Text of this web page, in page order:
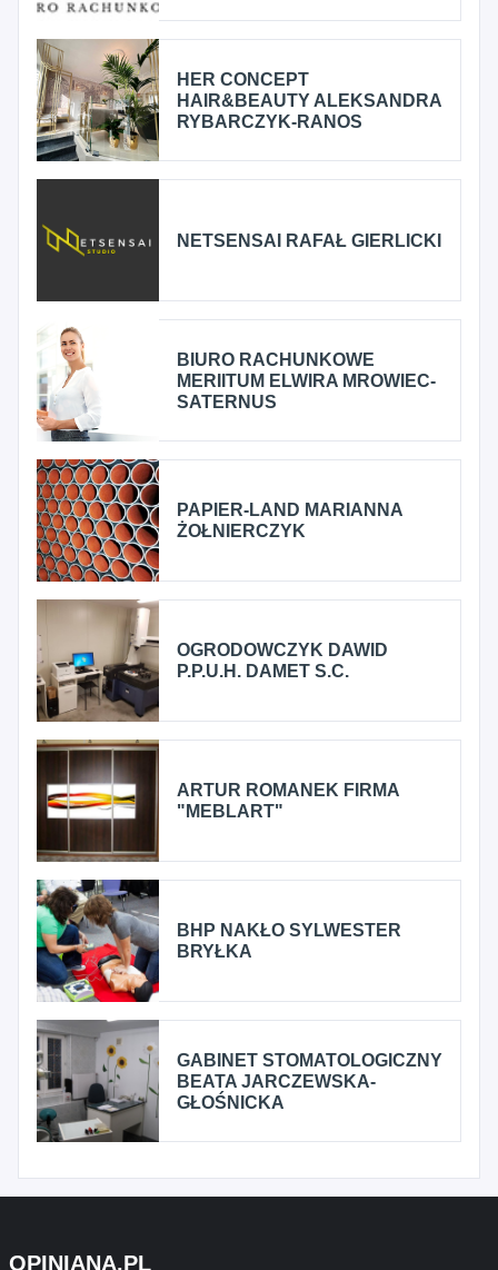
HER CONCEPT
HAIR&BEAUTY ALEKSANDRA
RYBARCZYK-RANOS
NETSENSAI RAFAŁ GIERLICKI
BIURO RACHUNKOWE
MERIITUM ELWIRA MROWIEC-
SATERNUS
PAPIER-LAND MARIANNA
ŻOŁNIERCZYK
OGRODOWCZYK DAWID
P.P.U.H. DAMET S.C.
ARTUR ROMANEK FIRMA
"MEBLART"
BHP NAKŁO SYLWESTER
BRYŁKA
GABINET STOMATOLOGICZNY
BEATA JARCZEWSKA-
GŁOŚNICKA
OPINIANA.PL